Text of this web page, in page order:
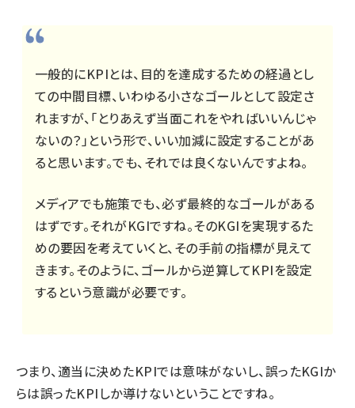
一般的にKPIとは、目的を達成するための経過とし
ての中間目標、いわゆる小さなゴールとして設定さ
れますが、「とりあえず当面これをやればいいんじゃ
ないの？」という形で、いい加減に設定することがあ
ると思います。でも、それでは良くないんですよね。
メディアでも施策でも、必ず最終的なゴールがある
はずです。それがKGIですね。そのKGIを実現するた
めの要因を考えていくと、その手前の指標が見えて
きます。そのように、ゴールから逆算してKPIを設定
するという意識が必要です。
つまり、適当に決めたKPIでは意味がないし、誤ったKGIか
らは誤ったKPIしか導けないということですね。